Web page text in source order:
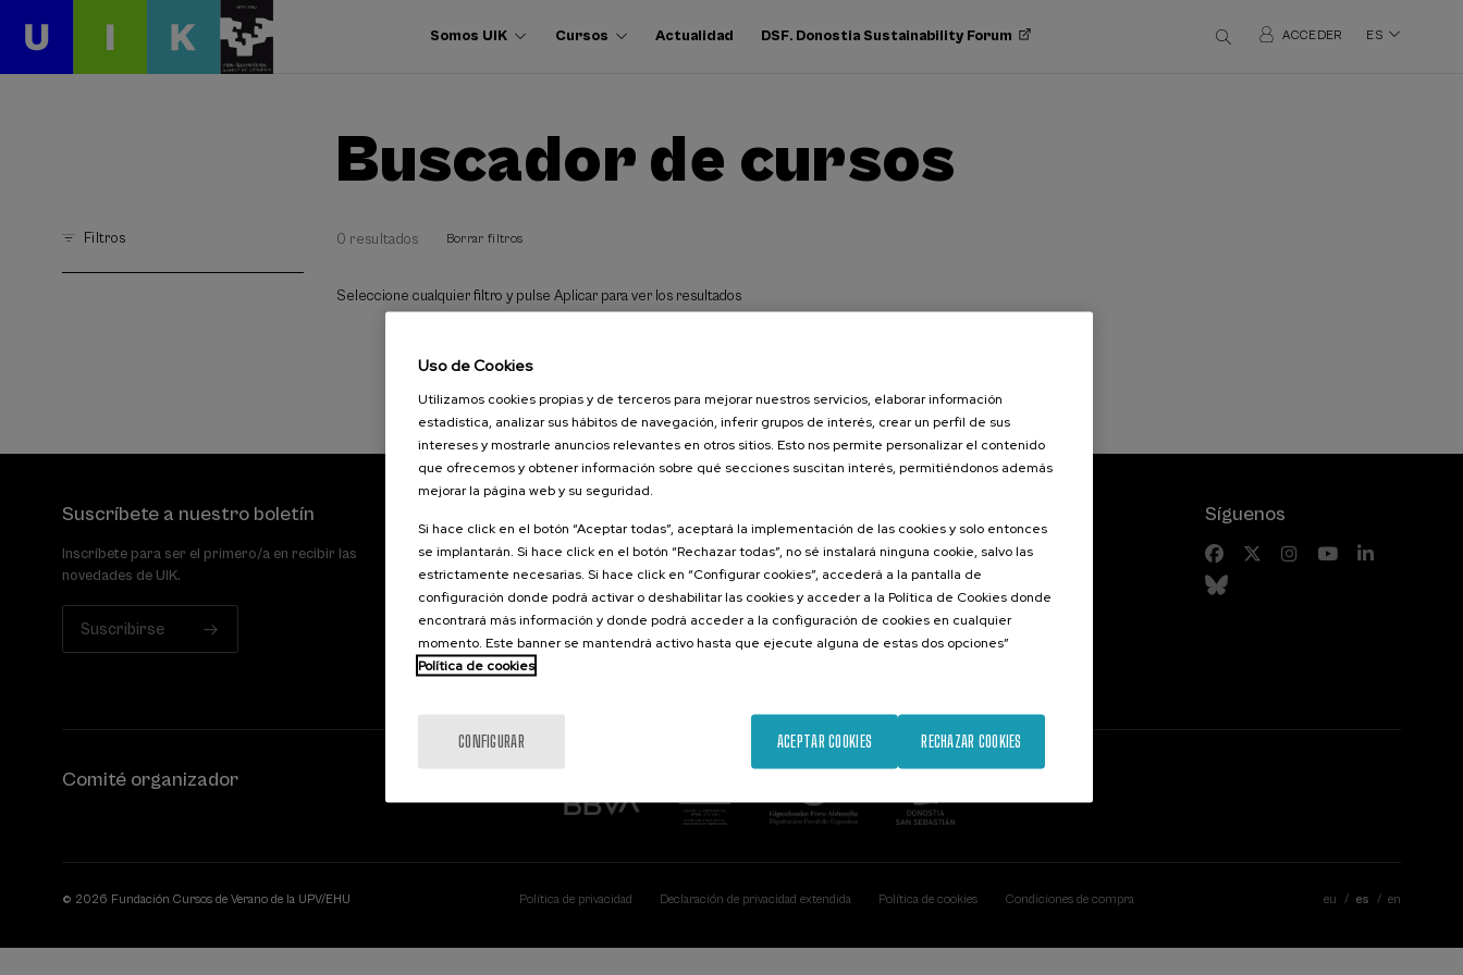
Somos UIK Cursos Actualidad DSF. Donostia Sustainability Forum ACCEDER ES
Buscador de cursos
Filtros 0 resultados Borrar filtros
Seleccione cualquier filtro y pulse Aplicar para ver los resultados
Suscríbete a nuestro boletín
Inscríbete para ser el primero/a en recibir las
novedades de UIK.
Suscribirse
Palacio Miramar
Paseo de Miraconcha, 48
20007 Donostia / San Sebastián
Gipuzkoa, Spain
Contacta con nosotros
Actividades anteriores
Síguenos
Comité organizador
© 2026 Fundación Cursos de Verano de la UPV/EHU Política de privacidad Declaración de privacidad extendida Política de cookies Condiciones de compra eu es en
Uso de Cookies
Utilizamos cookies propias y de terceros para mejorar nuestros servicios, elaborar información
estadística, analizar sus hábitos de navegación, inferir grupos de interés, crear un perfil de sus
intereses y mostrarle anuncios relevantes en otros sitios. Esto nos permite personalizar el contenido
que ofrecemos y obtener información sobre qué secciones suscitan interés, permitiéndonos además
mejorar la página web y su seguridad.
Si hace click en el botón “Aceptar todas”, aceptará la implementación de las cookies y solo entonces
se implantarán. Si hace click en el botón “Rechazar todas”, no sé instalará ninguna cookie, salvo las
estrictamente necesarias. Si hace click en “Configurar cookies”, accederá a la pantalla de
configuración donde podrá activar o deshabilitar las cookies y acceder a la Política de Cookies donde
encontrará más información y donde podrá acceder a la configuración de cookies en cualquier
momento. Este banner se mantendrá activo hasta que ejecute alguna de estas dos opciones”
Política de cookies
CONFIGURAR RECHAZAR COOKIES
ACEPTAR COOKIES